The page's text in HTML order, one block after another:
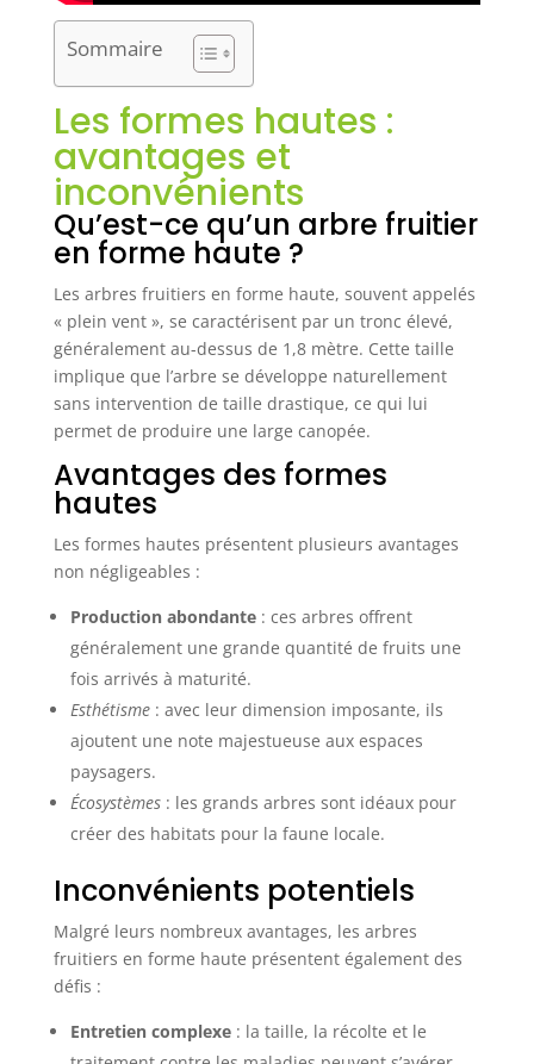
Sommaire
Les formes hautes :
avantages et
inconvénients
Qu’est-ce qu’un arbre fruitier
en forme haute ?
Les arbres fruitiers en forme haute, souvent appelés
« plein vent », se caractérisent par un tronc élevé,
généralement au-dessus de 1,8 mètre. Cette taille
implique que l’arbre se développe naturellement
sans intervention de taille drastique, ce qui lui
permet de produire une large canopée.
Avantages des formes
hautes
Les formes hautes présentent plusieurs avantages
non négligeables :
Production abondante: ces arbres offrent
généralement une grande quantité de fruits une
fois arrivés à maturité.
Esthétisme: avec leur dimension imposante, ils
ajoutent une note majestueuse aux espaces
paysagers.
Écosystèmes: les grands arbres sont idéaux pour
créer des habitats pour la faune locale.
Inconvénients potentiels
Malgré leurs nombreux avantages, les arbres
fruitiers en forme haute présentent également des
défis :
Entretien complexe: la taille, la récolte et le